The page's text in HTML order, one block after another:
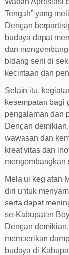
Wadah Apresiasi
Tengah” yang
Dengan
budaya dapat
dan
bidang seni di
kecintaan dan
Selain itu,
kesempatan bagi
pengalaman dan
Dengan
wawasan dan
kreativitas dan
mengembangkan
Melalui kegiatan
diri untuk
serta dapat
se-Kabupaten
Dengan
memberikan
budaya di